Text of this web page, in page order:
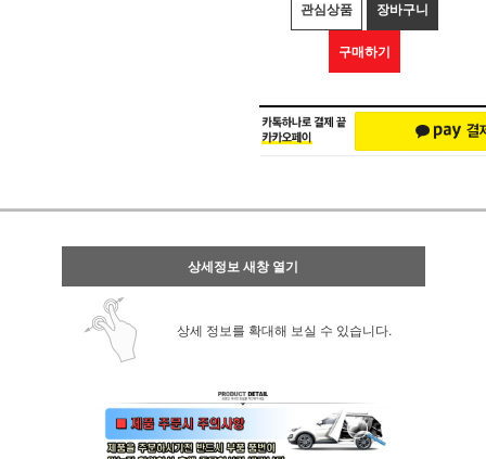
관심상품 장바구니
구매하기
상세정보 새창 열기
상세 정보를 확대해 보실 수 있습니다.